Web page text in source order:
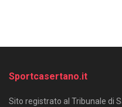
Sportcasertano.it
Sito registrato al Tribunale di